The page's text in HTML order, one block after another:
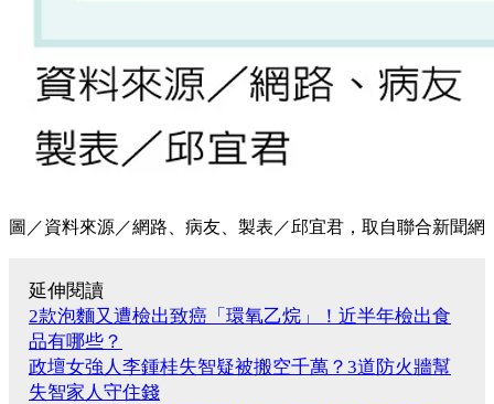
圖／資料來源／網路、病友、製表／邱宜君，取自聯合新聞網
延伸閱讀
2款泡麵又遭檢出致癌「環氧乙烷」！近半年檢出食
品有哪些？
政壇女強人李鍾桂失智疑被搬空千萬？3道防火牆幫
失智家人守住錢